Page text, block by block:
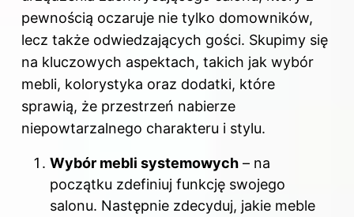
pewnością oczaruje nie tylko domowników,
lecz także odwiedzających gości. Skupimy się
na kluczowych aspektach, takich jak wybór
mebli, kolorystyka oraz dodatki, które
sprawią, że przestrzeń nabierze
niepowtarzalnego charakteru i stylu.
Wybór mebli systemowych – na
początku zdefiniuj funkcję swojego
salonu. Następnie zdecyduj, jakie meble